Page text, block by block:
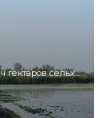
оказались под водой на Кубани